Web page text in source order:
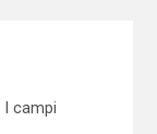
I campi